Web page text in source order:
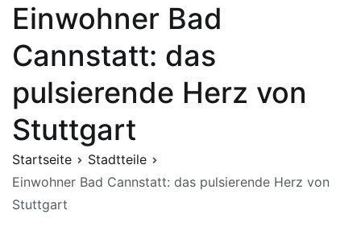
Einwohner Bad
Cannstatt: das
pulsierende Herz von
Stuttgart
Startseite
Stadtteile
Einwohner Bad Cannstatt: das pulsierende Herz von
Stuttgart